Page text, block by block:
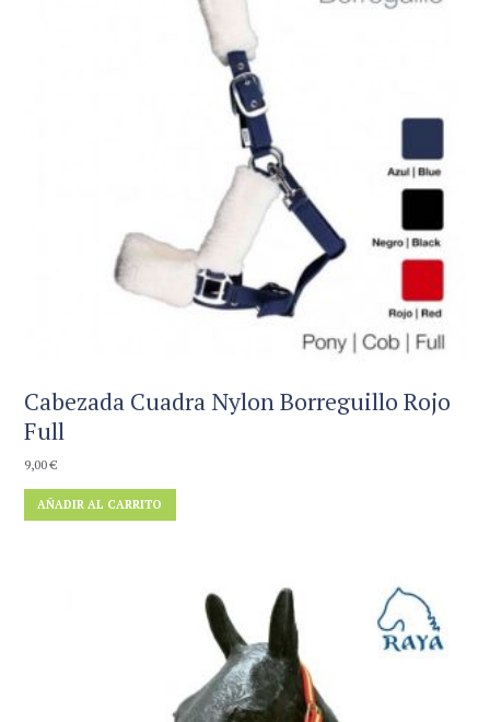
Cabezada Cuadra Nylon Borreguillo Rojo
Full
9,00€
AÑADIR AL CARRITO